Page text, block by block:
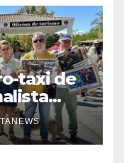
taxi de
imagen